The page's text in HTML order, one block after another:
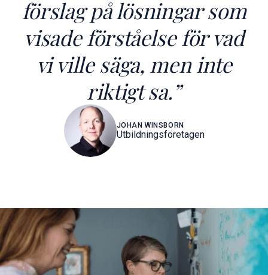
förslag på lösningar som
visade förståelse för vad
vi ville säga, men inte
riktigt sa.”
JOHAN WINSBORN
Utbildningsföretagen